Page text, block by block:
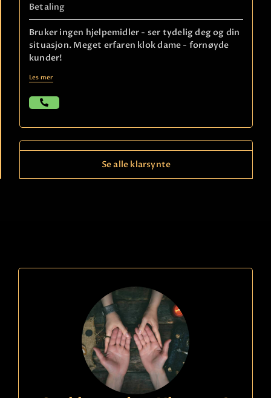
Betaling
Bruker ingen hjelpemidler - ser tydelig deg og din
situasjon. Meget erfaren klok dame - fornøyde
kunder!
Les mer
Ser med tarotkort & pendel om du vil. Jeg er åpen,
tar lett inn energier på deg og de rundt deg. Kan
hjelpe deg å se veien din for deg - sier det jeg ser!
Se alle klarsynte